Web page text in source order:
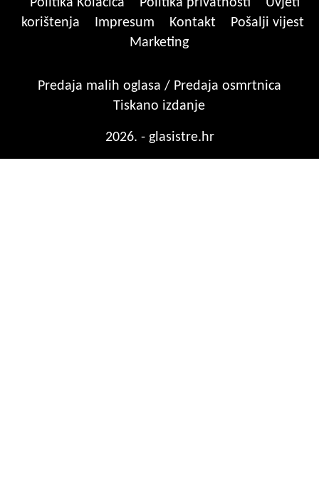
korištenja
Impresum Kontakt
Pošalji vijest
Marketing
Predaja malih oglasa / Predaja osmrtnica
Tiskano izdanje
2026. - glasistre.hr